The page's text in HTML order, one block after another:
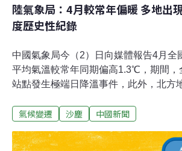
陸氣象局：4月較常年偏暖 多地出
度歷史性紀錄
中國氣象局今（2）日向媒體報告4月全
平均氣溫較常年同期偏高1.3℃，期間，
站點發生極端日降溫事件，此外，北方
溫12.3℃，大部地區氣溫較常年同期偏
三高。此外，此月全國共有70站發生極
氣候變遷 沙塵 中國新聞